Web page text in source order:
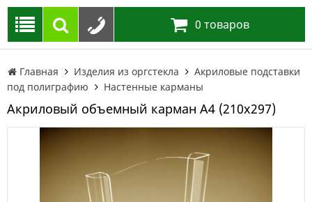
0 товаров
Главная Изделия из оргстекла
Акриловые подставки
под полиграфию
Настенные карманы
Акриловый объемный карман А4 (210х297)